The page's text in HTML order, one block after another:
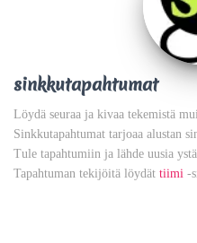
sinkkutapahtumat
Löydä seuraa ja kivaa tekemistä
Sinkkutapahtumat tarjoaa alustan
Tule tapahtumiin ja lähde uusia
Tapahtuman tekijöitä löydät tiimi -